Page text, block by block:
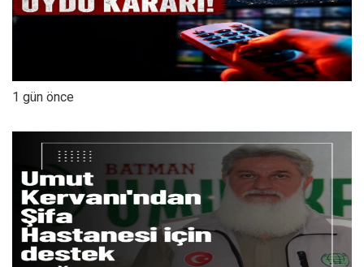
1 gün önce